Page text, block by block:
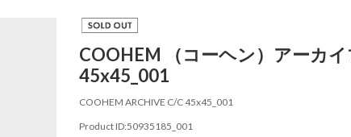
COOHEM （コーヘン）アーカ
45x45_001
COOHEM ARCHIVE C/C 45x45_001
Product ID:50935185_001